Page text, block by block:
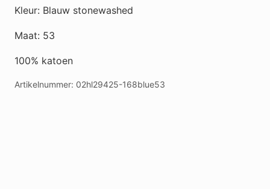
53
Kleur: Blauw stonewashed
Maat: 53
100% katoen
Artikelnummer: 02hl29425-168blue53